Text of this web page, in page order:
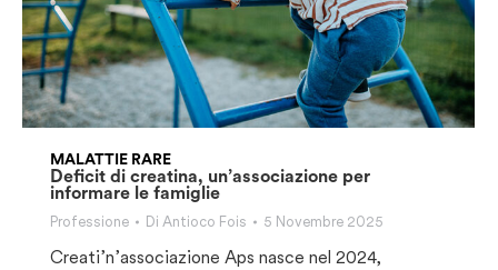
MALATTIE RARE
Deficit di creatina, un’associazione per
informare le famiglie
Professione Di Antioco Fois 5 Novembre 2025
Creati’n’associazione Aps nasce nel 2024,